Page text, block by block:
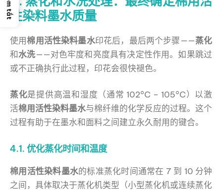
性染料墨水质量
使用棉用活性染料墨水印花后，最后两个步骤——蒸化
和水洗——对色牢度和亮度具有决定性作用。如果跳过
或不正确执行此过程，印花会很快褪色。
蒸化是提供高温和湿度（通常 102°C – 105°C）以激
活棉用活性染料墨水与棉纤维的化学反应的过程。这个
过程有助于在墨水和面料之间建立永久耐用的键合。
4.1. 优化蒸化时间和温度
棉用活性染料墨水的标准蒸化时间通常在 7 到 10 分钟
之间，具体取决于蒸化机类型（小型蒸化机或连续蒸化